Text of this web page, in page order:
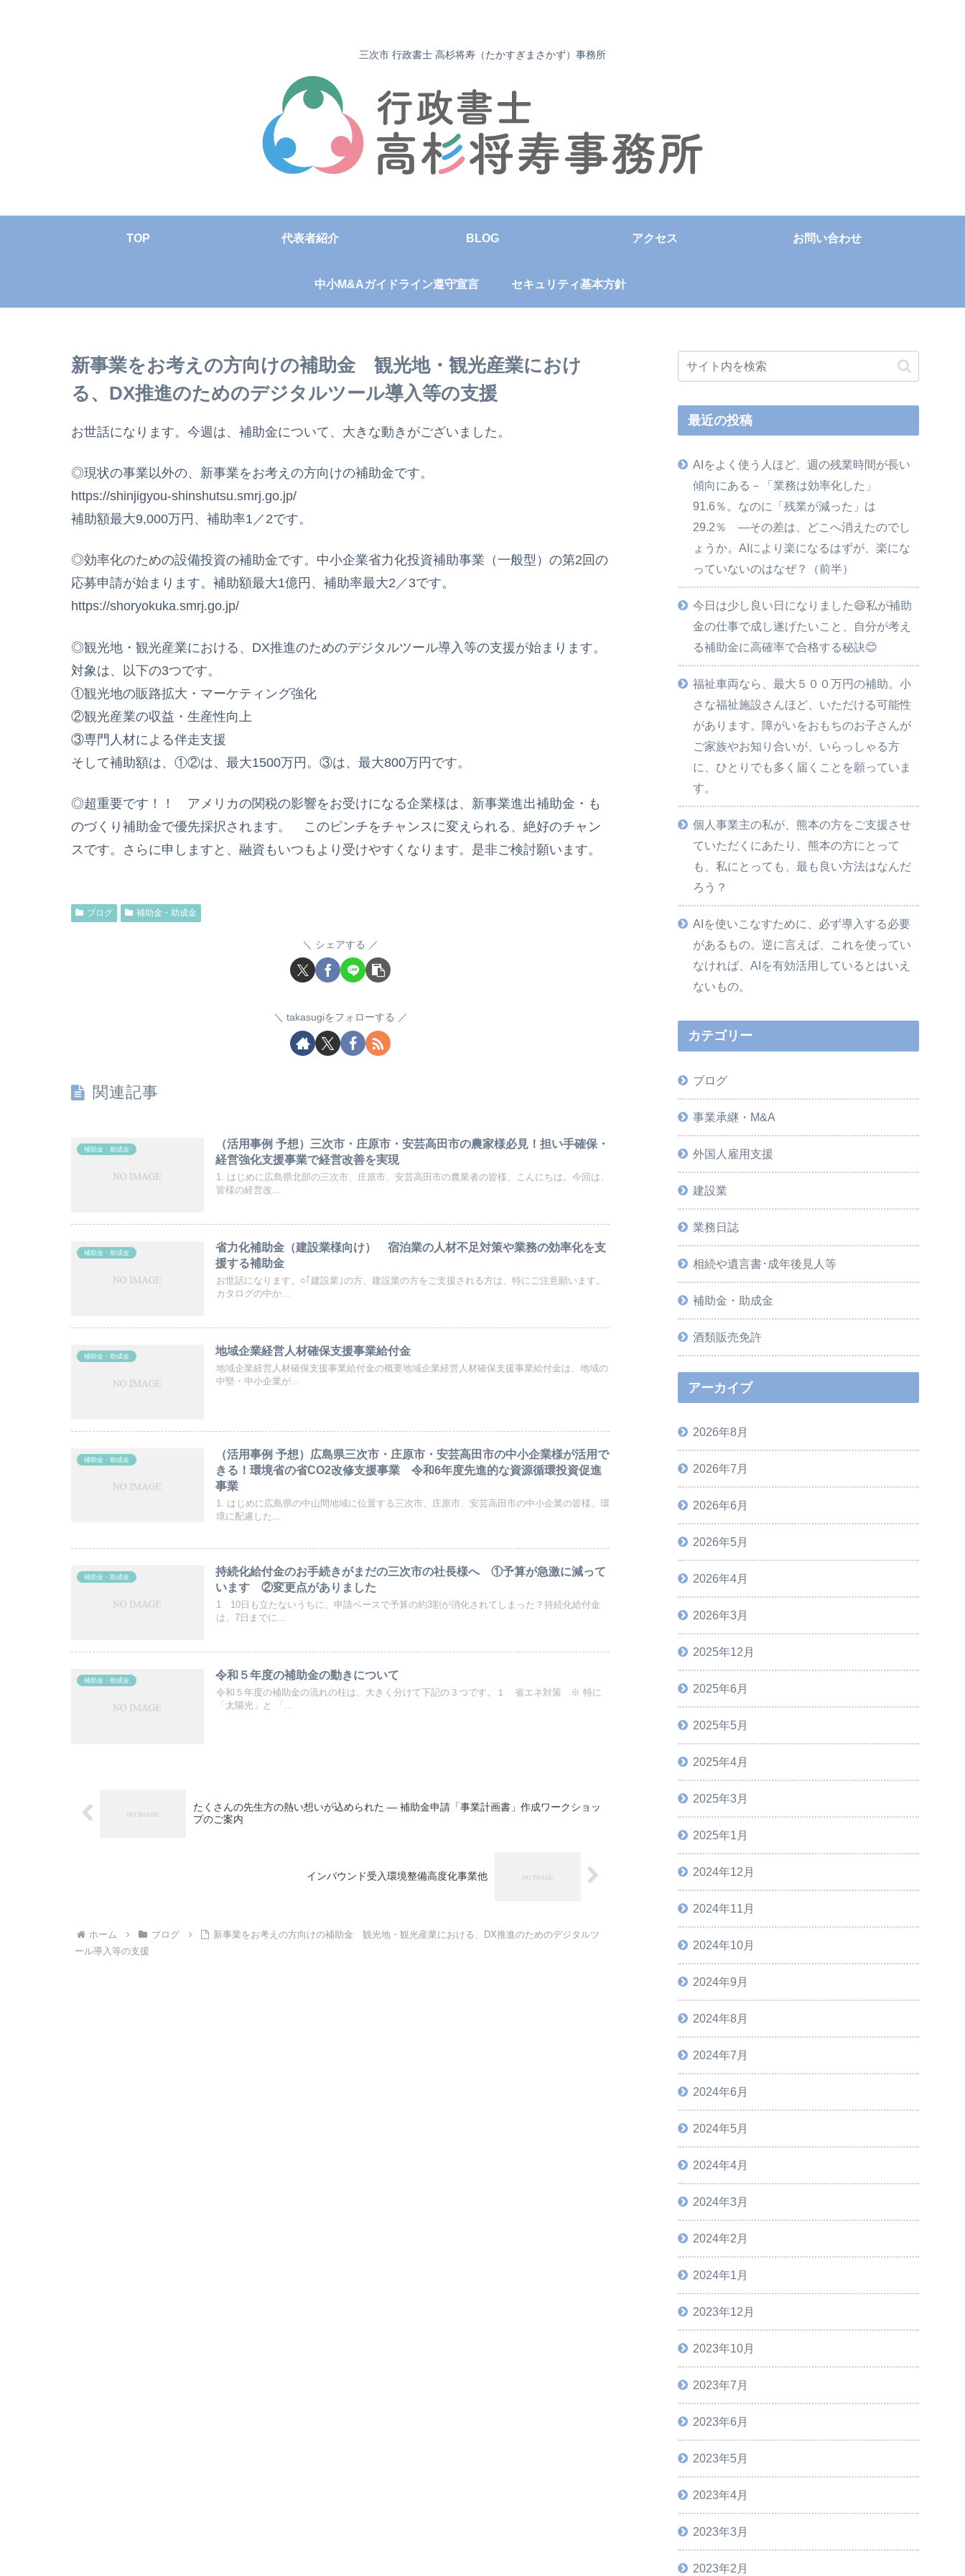
三次市 行政書士 高杉将寿（たかすぎまさかず）事務所
TOP 代表者紹介 BLOG アクセス お問い合わせ
中小M&Aガイドライン遵守宣言 セキュリティ基本方針
新事業をお考えの方向けの補助金 観光地・観光産業におけ
る、DX推進のためのデジタルツール導入等の支援
お世話になります。今週は、補助金について、大きな動きがございました。
◎現状の事業以外の、新事業をお考えの方向けの補助金です。
https://shinjigyou-shinshutsu.smrj.go.jp/
補助額最大9,000万円、補助率1／2です。
◎効率化のための設備投資の補助金です。中小企業省力化投資補助事業（一般型）の第2回の
応募申請が始まります。補助額最大1億円、補助率最大2／3です。
https://shoryokuka.smrj.go.jp/
◎観光地・観光産業における、DX推進のためのデジタルツール導入等の支援が始まります。
対象は、以下の3つです。
①観光地の販路拡大・マーケティング強化
②観光産業の収益・生産性向上
③専門人材による伴走支援
そして補助額は、①②は、最大1500万円。③は、最大800万円です。
◎超重要です！！ アメリカの関税の影響をお受けになる企業様は、新事業進出補助金・も
のづくり補助金で優先採択されます。 このピンチをチャンスに変えられる、絶好のチャン
スです。さらに申しますと、融資もいつもより受けやすくなります。是非ご検討願います。
ブログ 補助金・助成金
シェアする
takasugiをフォローする
関連記事
補助金・助成金
（活用事例 予想）三次市・庄原市・安芸高田市の農家様必見！担い手確保・
経営強化支援事業で経営改善を実現
1. はじめに広島県北部の三次市、庄原市、安芸高田市の農業者の皆様、こんにちは。今回は、
皆様の経営改...
補助金・助成金
省力化補助金（建設業様向け） 宿泊業の人材不足対策や業務の効率化を支
援する補助金
お世話になります。○｢建設業｣の方、建設業の方をご支援される方は、特にご注意願います。
カタログの中か...
補助金・助成金 地域企業経営人材確保支援事業給付金
地域企業経営人材確保支援事業給付金の概要地域企業経営人材確保支援事業給付金は、地域の
中堅・中小企業が...
補助金・助成金
（活用事例 予想）広島県三次市・庄原市・安芸高田市の中小企業様が活用で
きる！環境省の省CO2改修支援事業 令和6年度先進的な資源循環投資促進
事業
1. はじめに広島県の中山間地域に位置する三次市、庄原市、安芸高田市の中小企業の皆様、環
境に配慮した...
補助金・助成金
持続化給付金のお手続きがまだの三次市の社長様へ ①予算が急激に減って
います ②変更点がありました
1 10日も立たないうちに、申請ベースで予算の約3割が消化されてしまった？持続化給付金
は、7日までに...
補助金・助成金 令和５年度の補助金の動きについて
令和５年度の補助金の流れの柱は、大きく分けて下記の３つです。１ 省エネ対策 ※ 特に
「太陽光」と 「...
たくさんの先生方の熱い想いが込められた — 補助金申請「事業計画書」作成ワークショッ
プのご案内
インバウンド受入環境整備高度化事業他
ホーム ブログ
新事業をお考えの方向けの補助金 観光地・観光産業における、DX推進のためのデジタルツ
ール導入等の支援
最近の投稿
AIをよく使う人ほど、週の残業時間が長い
傾向にある－「業務は効率化した」
91.6％。なのに「残業が減った」は
29.2％ ―その差は、どこへ消えたのでし
ょうか。AIにより楽になるはずが、楽にな
っていないのはなぜ？（前半）
今日は少し良い日になりました😄私が補助
金の仕事で成し遂げたいこと、自分が考え
る補助金に高確率で合格する秘訣😊
福祉車両なら、最大５００万円の補助。小
さな福祉施設さんほど、いただける可能性
があります。障がいをおもちのお子さんが
ご家族やお知り合いが、いらっしゃる方
に、ひとりでも多く届くことを願っていま
す。
個人事業主の私が、熊本の方をご支援させ
ていただくにあたり、熊本の方にとって
も、私にとっても、最も良い方法はなんだ
ろう？
AIを使いこなすために、必ず導入する必要
があるもの。逆に言えば、これを使ってい
なければ、AIを有効活用しているとはいえ
ないもの。
カテゴリー
ブログ
事業承継・M&A
外国人雇用支援
建設業
業務日誌
相続や遺言書･成年後見人等
補助金・助成金
酒類販売免許
アーカイブ
2026年8月
2026年7月
2026年6月
2026年5月
2026年4月
2026年3月
2025年12月
2025年6月
2025年5月
2025年4月
2025年3月
2025年1月
2024年12月
2024年11月
2024年10月
2024年9月
2024年8月
2024年7月
2024年6月
2024年5月
2024年4月
2024年3月
2024年2月
2024年1月
2023年12月
2023年10月
2023年7月
2023年6月
2023年5月
2023年4月
2023年3月
2023年2月